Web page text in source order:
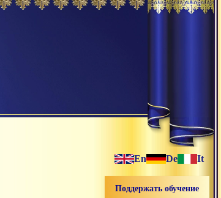
En De It
Поддержать обучение